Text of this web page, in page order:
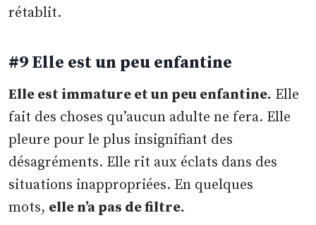
rétablit.
#9 Elle est un peu enfantine
Elle est immature et un peu enfantine. Elle
fait des choses qu’aucun adulte ne fera. Elle
pleure pour le plus insignifiant des
désagréments. Elle rit aux éclats dans des
situations inappropriées. En quelques
mots, elle n’a pas de filtre.